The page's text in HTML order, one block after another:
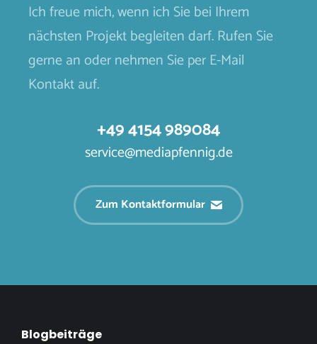
Ich freue mich, wenn ich Sie bei Ihrem
nächsten Projekt begleiten darf. Rufen Sie
gerne an oder nehmen Sie per E-Mail
Kontakt auf.
+49 4154 989084
service@mediapfennig.de
Zum Kontaktformular
Blogbeiträge